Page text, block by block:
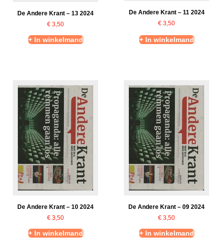
De Andere Krant – 13 2024
€ 3,50
+ In winkelmand
De Andere Krant – 11 2024
€ 3,50
+ In winkelmand
De Andere Krant – 10 2024
€ 3,50
+ In winkelmand
De Andere Krant – 09 2024
€ 3,50
+ In winkelmand